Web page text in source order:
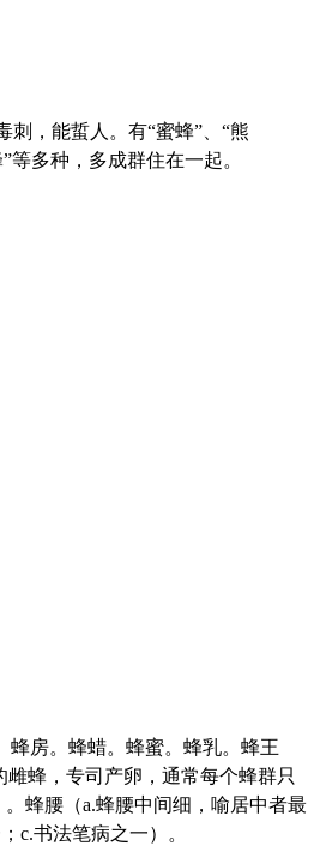
等多种，多成群住在一起。
蜂房。 蜂蜡。 蜂蜜。 蜂乳。 蜂王
雌蜂，专司产卵，通常每个蜂群只
蜂腰（a.蜂腰中间细，喻居中者最
c.书法笔病之一）。